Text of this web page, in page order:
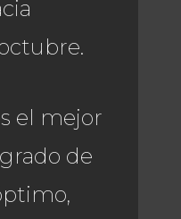
el mejor
de